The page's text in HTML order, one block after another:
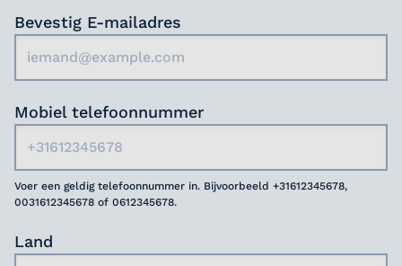
Bevestig E-mailadres
Mobiel telefoonnummer
Voer een geldig telefoonnummer in. Bijvoorbeeld +31612345678,
0031612345678 of 0612345678.
Land